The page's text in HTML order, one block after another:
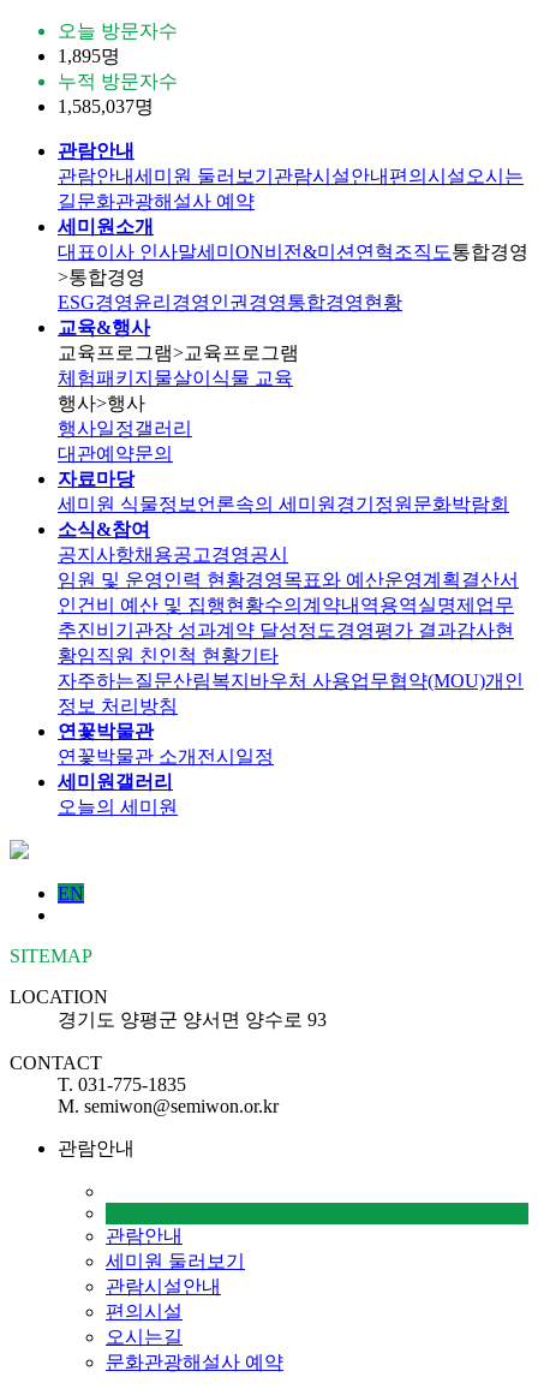
오늘 방문자수
1,895명
누적 방문자수
1,585,037명
관람안내
관람안내세미원 둘러보기 관람시설안내 편의시설 오시는
길문화관광해설사 예약
세미원소개
대표이사 인사말세미ON비전&미션 연혁조직도통합경영
>통합경영
ESG경영윤리경영인권경영통합경영현황
교육&행사
교육프로그램>교육프로그램
체험패키지 물살이식물 교육
행사>행사
행사일정갤러리
대관예약문의
자료마당
세미원 식물정보 언론속의 세미원 경기정원문화박람회
소식&참여
공지사항채용공고경영공시
임원 및 운영인력 현황경영목표와 예산운영계획결산서
인건비 예산 및 집행현황수의계약내역용역실명제 업무
추진비 기관장 성과계약 달성정도경영평가 결과감사현
황임직원 친인척 현황기타
자주하는질문산림복지바우처 사용업무협약(MOU)개인
정보 처리방침
연꽃박물관
연꽃박물관 소개 전시일정
세미원갤러리
오늘의 세미원
EN
SITEMAP
LOCATION
경기도 양평군 양서면 양수로 93
CONTACT
T. 031-775-1835
M. semiwon@semiwon.or.kr
관람안내
관람안내
세미원 둘러보기
관람시설안내
편의시설
오시는길
문화관광해설사 예약